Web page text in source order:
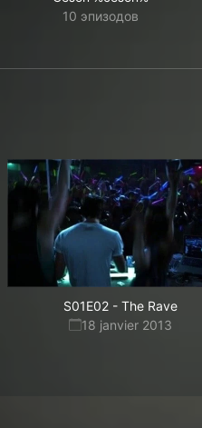
10 эпизодов
S01E02 - The Rave
18 janvier 2013